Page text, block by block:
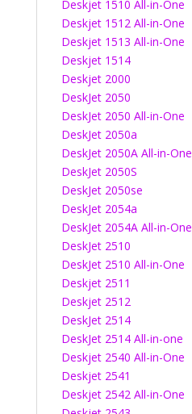
Deskjet 1510 All-in-One
Deskjet 1512 All-in-One
Deskjet 1513 All-in-One
Deskjet 1514
Deskjet 2000
DeskJet 2050
DeskJet 2050 All-in-One
DeskJet 2050a
DeskJet 2050A All-in-One
DeskJet 2050S
DeskJet 2050se
DeskJet 2054a
DeskJet 2054A All-in-One
DeskJet 2510
DeskJet 2510 All-in-One
Deskjet 2511
Deskjet 2512
DeskJet 2514
DeskJet 2514 All-in-one
Deskjet 2540 All-in-One
Deskjet 2541
Deskjet 2542 All-in-One